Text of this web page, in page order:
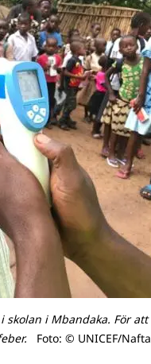
i Mbandaka. För
Foto: © UNICEF/